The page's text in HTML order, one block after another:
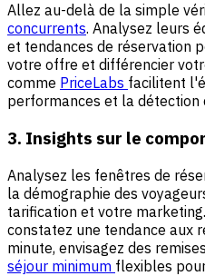
Allez au-delà de la simple
concurrents. Analysez leurs
et tendances de réservation
votre offre et différencier
comme PriceLabs facilitent
performances et la
3. Insights sur le
Analysez les fenêtres de
la démographie des
tarification et votre
constatez une tendance aux
minute, envisagez des
séjour minimum flexibles